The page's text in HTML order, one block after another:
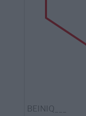
BEINIQ___